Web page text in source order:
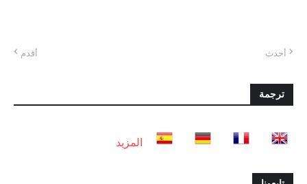
أحدث أقدم
ترجمة
المزيد